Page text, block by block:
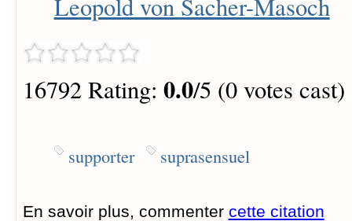
Leopold von Sacher-Masoch
16792 Rating: 0.0/5 (0 votes cast)
supporter suprasensuel
En savoir plus, commenter cette citation